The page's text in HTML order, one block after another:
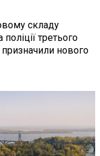
складу
третього